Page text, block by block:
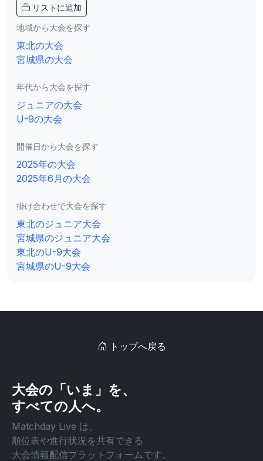
をしています。 【主催大会】 ◾️SUMMER
CAMP・WINTER CAMP U-10/U-11/U-12 ◾️ミ
ニサッカー大会U-8/U-9 ◾️U-10東北チャンピ
オンシップ（主管） 大会参加等興味のあるチ
ームはInstagramのDMからご連絡ください。
リストに追加
地域から大会を探す
東北の大会
宮城県の大会
年代から大会を探す
ジュニアの大会
U-9の大会
開催日から大会を探す
2025年の大会
2025年6月の大会
掛け合わせで大会を探す
東北のジュニア大会
宮城県のジュニア大会
東北のU-9大会
宮城県のU-9大会
トップへ戻る
大会の「いま」を、
すべての人へ。
Matchday Live は、
順位表や進行状況を共有できる
大会情報配信プラットフォームです。